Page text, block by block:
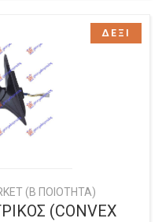
(Β ΠΟΙΟΤΗΤΑ)
(CONVEX
ΔΕΞΙ